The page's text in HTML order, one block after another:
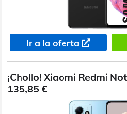
Ir a la oferta
¡Chollo! Xiaomi Redmi
135,85 €